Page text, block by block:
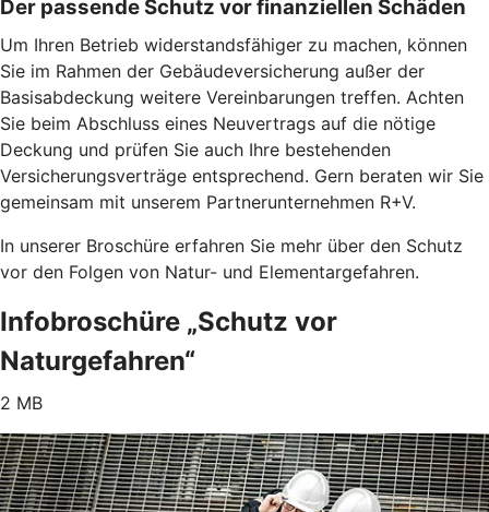
Der passende Schutz vor finanziellen Schäden
Um Ihren Betrieb widerstandsfähiger zu machen, können
Sie im Rahmen der Gebäudeversicherung außer der
Basisabdeckung weitere Vereinbarungen treffen. Achten
Sie beim Abschluss eines Neuvertrags auf die nötige
Deckung und prüfen Sie auch Ihre bestehenden
Versicherungsverträge entsprechend. Gern beraten wir Sie
gemeinsam mit unserem Partnerunternehmen R+V.
In unserer Broschüre erfahren Sie mehr über den Schutz
vor den Folgen von Natur- und Elementargefahren.
Infobroschüre „Schutz vor
Naturgefahren“
2 MB